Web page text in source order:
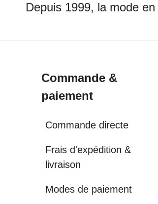
Depuis 1999, la mode
Commande &
paiement
Commande directe
Frais d'expédition &
livraison
Modes de paiement